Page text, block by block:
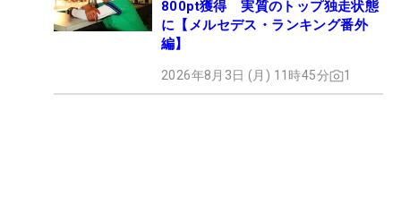
800pt獲得 実質のトップ独走状態
に【メルセデス・ランキング番外
編】
2026年8月3日 (月) 11時45分 1